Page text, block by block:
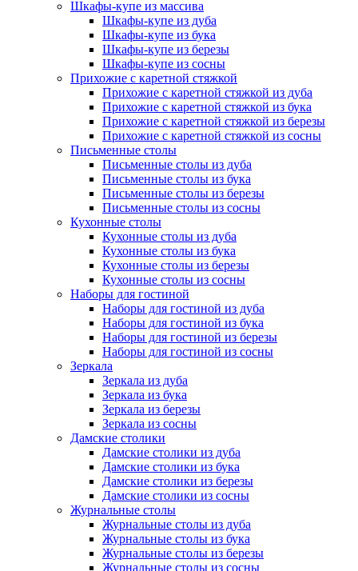
Шкафы-купе из массива
Шкафы-купе из дуба
Шкафы-купе из бука
Шкафы-купе из березы
Шкафы-купе из сосны
Прихожие с каретной стяжкой
Прихожие с каретной стяжкой из дуба
Прихожие с каретной стяжкой из бука
Прихожие с каретной стяжкой из березы
Прихожие с каретной стяжкой из сосны
Письменные столы
Письменные столы из дуба
Письменные столы из бука
Письменные столы из березы
Письменные столы из сосны
Кухонные столы
Кухонные столы из дуба
Кухонные столы из бука
Кухонные столы из березы
Кухонные столы из сосны
Наборы для гостиной
Наборы для гостиной из дуба
Наборы для гостиной из бука
Наборы для гостиной из березы
Наборы для гостиной из сосны
Зеркала
Зеркала из дуба
Зеркала из бука
Зеркала из березы
Зеркала из сосны
Дамские столики
Дамские столики из дуба
Дамские столики из бука
Дамские столики из березы
Дамские столики из сосны
Журнальные столы
Журнальные столы из дуба
Журнальные столы из бука
Журнальные столы из березы
Журнальные столы из сосны